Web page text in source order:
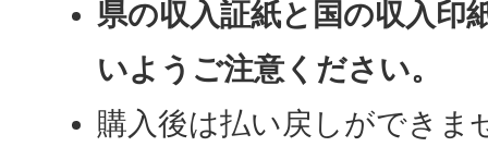
県の収入証紙と国の収入印
いようご注意ください。
購入後は払い戻しができま